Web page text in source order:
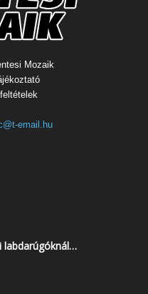
Mozaik
email.hu
labdarúgóknál…